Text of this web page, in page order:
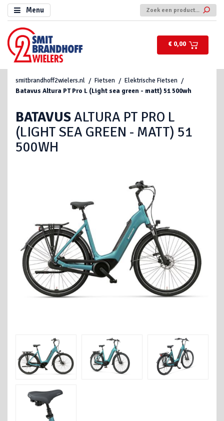
Menu
€ 0,00
smitbrandhoff2wielers.nl Fietsen
Elektrische Fietsen
Batavus Altura PT Pro L (Light sea green - matt) 51 500wh
BATAVUSALTURA PT PRO L
(LIGHT SEA GREEN - MATT) 51
500WH